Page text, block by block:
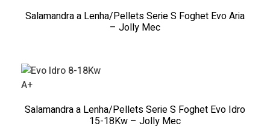
Salamandra a Lenha/Pellets Serie S Foghet Evo Aria
– Jolly Mec
A+
Salamandra a Lenha/Pellets Serie S Foghet Evo Idro
15-18Kw – Jolly Mec